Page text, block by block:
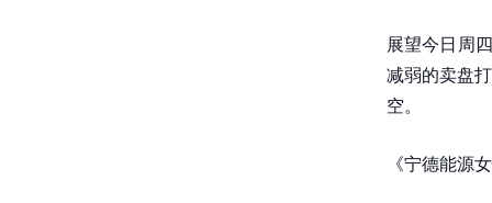
展望今日周
减弱的卖盘
空。
《宁德能源